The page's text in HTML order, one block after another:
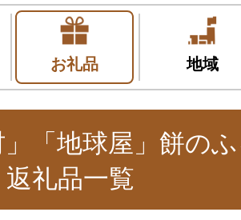
お礼品 地域
」「地球屋」餅の
礼品一覧